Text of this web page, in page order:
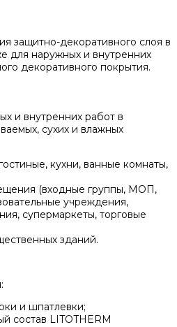
защитно-декоративного слоя в
для наружных и внутренних
декоративного покрытия.
и внутренних работ в
сухих и влажных
кухни, ванные комнаты,
(входные группы, МОП,
учреждения,
супермаркеты, торговые
зданий.
и шпатлевки;
состав LITOTHERM